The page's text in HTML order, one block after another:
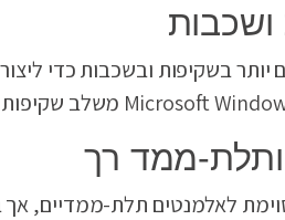
בשקיפות ובשכבות כדי ליצור
לאלמנטים תלת-ממדיים, אך